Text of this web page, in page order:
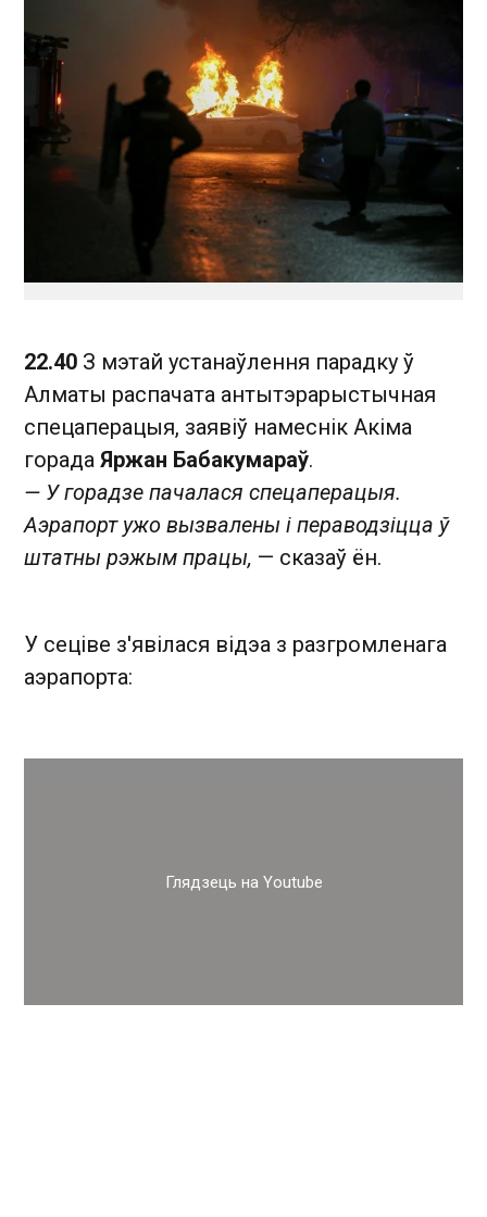
22.40 З мэтай устанаўлення парадку ў
Алматы распачата антытэрарыстычная
спецаперацыя, заявіў намеснік Акіма
горада Яржан Бабакумараў.
— У горадзе пачалася спецаперацыя.
Аэрапорт ужо вызвалены і пераводзіцца ў
штатны рэжым працы, — сказаў ён.
У сеціве з'явілася відэа з разгромленага
аэрапорта:
Глядзець на Youtube